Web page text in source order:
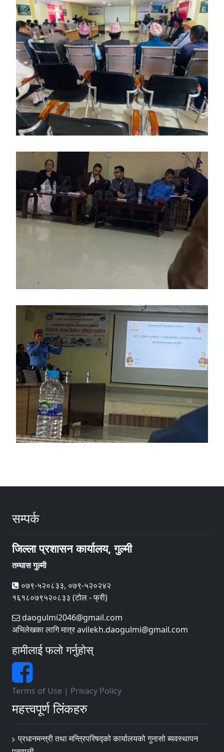
सम्पर्क
जिल्ला प्रशासन कार्यालय, गुल्मी
तम्घास गुल्मी
०७९-५२०८३३, ०७९-५२०२४२
१६१८०७९५२०८३३ (टोल - फ्री)
daogulmi2046@gmail.com
अभिलेखका लागि मात्र avilekh.daogulmi@gmail.com
हामीलाई फलो गर्नुहोस्
Terms of Use | Privacy Policy
महत्त्वपूर्ण लिंकहरु
प्रधानमन्त्री तथा मन्त्रिपरिषद्को कार्यालयको गुनासो ब्यवस्थापन